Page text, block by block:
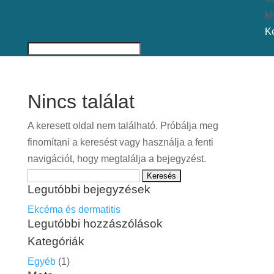
Nincs találat
A keresett oldal nem található. Próbálja meg
finomítani a keresést vagy használja a fenti
navigációt, hogy megtalálja a bejegyzést.
Legutóbbi bejegyzések
Ekcéma és dermatitis
Legutóbbi hozzászólások
Kategóriák
Egyéb(1)